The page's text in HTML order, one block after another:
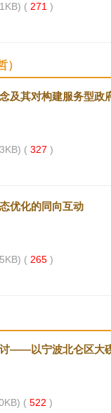
( 271 )
）
及其对构建服务型政
( 327 )
优化的同向互动
( 265 )
——以宁波北仑区大
( 522 )